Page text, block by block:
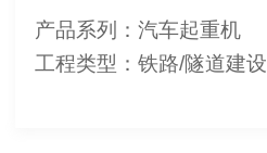
产品系列：汽车起重机
工程类型：铁路/隧道建设